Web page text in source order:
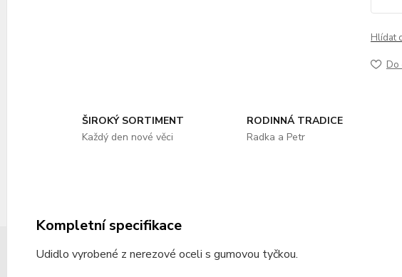
Hlídat
Do
ŠIROKÝ SORTIMENT
Každý den nové věci
RODINNÁ TRADICE
Radka a Petr
Kompletní specifikace
Udidlo vyrobené z nerezové oceli s gumovou tyčkou.